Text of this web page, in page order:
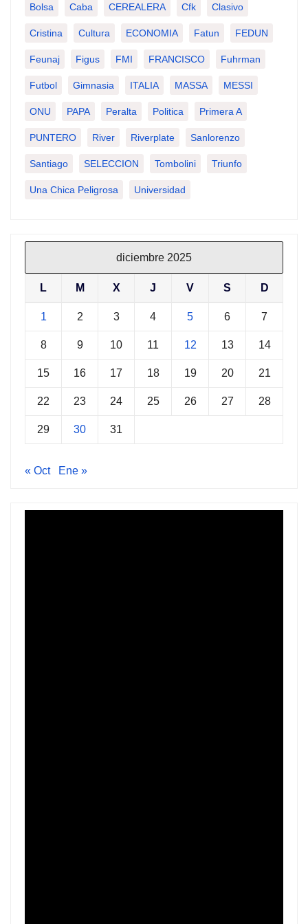
Bolsa Caba CEREALERA Cfk Clasivo
Cristina Cultura ECONOMIA Fatun FEDUN
Feunaj Figus FMI FRANCISCO Fuhrman
Futbol Gimnasia ITALIA MASSA MESSI
ONU PAPA Peralta Politica Primera A
PUNTERO River Riverplate Sanlorenzo
Santiago SELECCION Tombolini Triunfo
Una Chica Peligrosa Universidad
diciembre 2025
L M X J V S D
1 2 3 4 5 6 7
8 9 10 11 12 13 14
15 16 17 18 19 20 21
22 23 24 25 26 27 28
29 30 31
« Oct Ene »